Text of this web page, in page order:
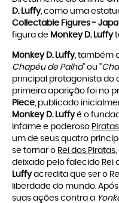
D. Luffy, como uma
Collectable Figures -
figura de Monkey D. Luffy
Monkey D. Luffy, também
Chapéu de Palha" ou "
principal protagonista do
primeira aparição foi no
Piece, publicado
Monkey D. Luffyé o
infame e poderoso
um de seus quatro
se tornar o Rei dos Piratas
deixado pelo falecido Rei
Luffyacredita que ser o
liberdade do mundo.
suas ações contra a